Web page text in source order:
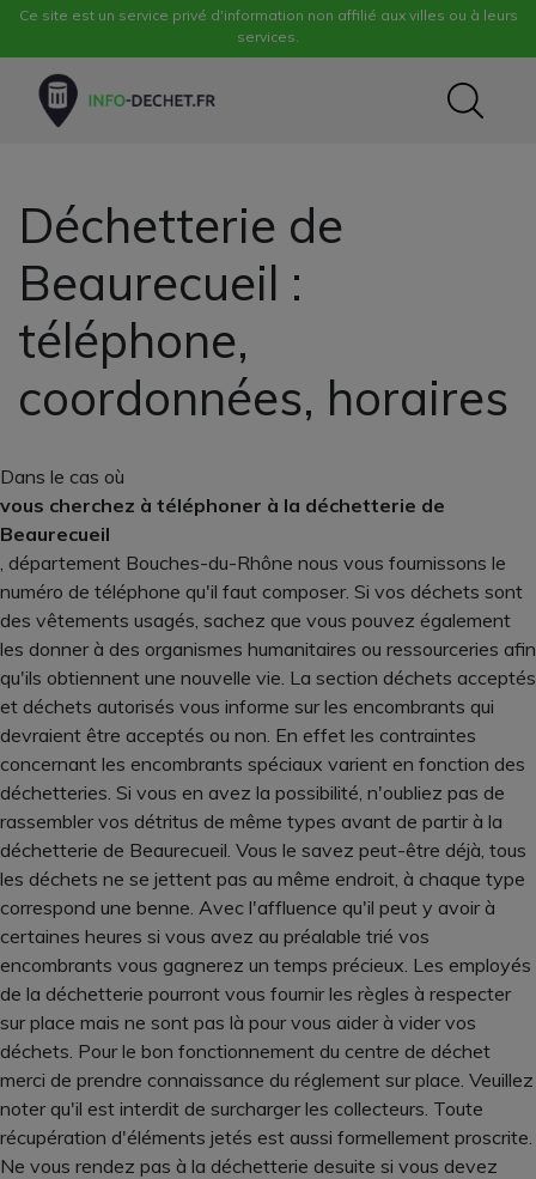
Ce site est un service privé d'information non affilié aux villes ou à leurs
services.
Déchetterie de
Beaurecueil :
téléphone,
coordonnées, horaires
Dans le cas où
vous cherchez à téléphoner à la déchetterie de
Beaurecueil
, département Bouches-du-Rhône nous vous fournissons le
numéro de téléphone qu'il faut composer. Si vos déchets sont
des vêtements usagés, sachez que vous pouvez également
les donner à des organismes humanitaires ou ressourceries afin
qu'ils obtiennent une nouvelle vie. La section déchets acceptés
et déchets autorisés vous informe sur les encombrants qui
devraient être acceptés ou non. En effet les contraintes
concernant les encombrants spéciaux varient en fonction des
déchetteries. Si vous en avez la possibilité, n'oubliez pas de
rassembler vos détritus de même types avant de partir à la
déchetterie de Beaurecueil. Vous le savez peut-être déjà, tous
les déchets ne se jettent pas au même endroit, à chaque type
correspond une benne. Avec l'affluence qu'il peut y avoir à
certaines heures si vous avez au préalable trié vos
encombrants vous gagnerez un temps précieux. Les employés
de la déchetterie pourront vous fournir les règles à respecter
sur place mais ne sont pas là pour vous aider à vider vos
déchets. Pour le bon fonctionnement du centre de déchet
merci de prendre connaissance du réglement sur place. Veuillez
noter qu'il est interdit de surcharger les collecteurs. Toute
récupération d'éléments jetés est aussi formellement proscrite.
Ne vous rendez pas à la déchetterie desuite si vous devez